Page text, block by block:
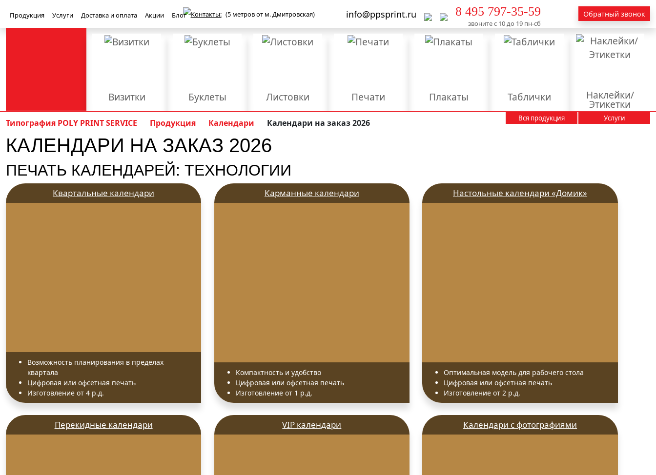
Продукция Услуги Доставка и оплата Акции Блог Контакты: (5 метров от м. Дмитровская) info@ppsprint.ru 8 495 797-35-59
звоните с 10 до 19 пн-сб
Обратный звонок
Полиграфия
PolyPrint
Визитки Буклеты Листовки Печати Плакаты Таблички Наклейки/
Этикетки
Баннеры Бейджи Бланки Брошюры/Каталоги Календари
Книги Конверты Мерч и сувенирка
Вырубка Ламинация
Размещение и Редактирование
Вся продукция Услуги
Типография POLY PRINT SERVICE Продукция Календари Календари на заказ 2026
КАЛЕНДАРИ НА ЗАКАЗ 2026
ПЕЧАТЬ КАЛЕНДАРЕЙ: ТЕХНОЛОГИИ
Квартальные календари
Возможность планирования в пределах
квартала
Цифровая или офсетная печать
Изготовление от 4 р.д.
Карманные календари
Компактность и удобство
Цифровая или офсетная печать
Изготовление от 1 р.д.
Настольные календари «Домик»
Оптимальная модель для рабочего стола
Цифровая или офсетная печать
Изготовление от 2 р.д.
Перекидные календари VIP календари Календари с фотографиями